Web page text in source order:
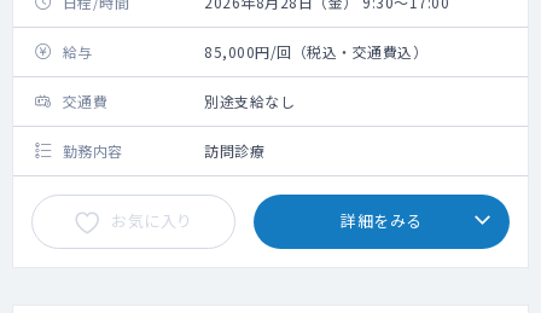
給与 85,000円/回（税込・交通費込）
交通費 別途支給なし
勤務内容 訪問診療
お気に入り 詳細をみる